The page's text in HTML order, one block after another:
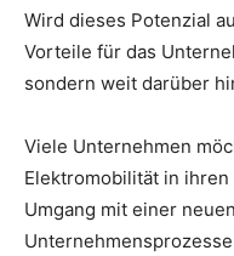
Wird dieses Potenzial
Vorteile für das
sondern weit darüber
Viele Unternehmen
Elektromobilität in
Umgang mit einer